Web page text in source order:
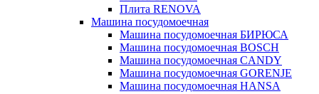
Плита RENOVA
Машина посудомоечная
Машина посудомоечная БИРЮСА
Машина посудомоечная BOSCH
Машина посудомоечная CANDY
Машина посудомоечная GORENJE
Машина посудомоечная HANSA